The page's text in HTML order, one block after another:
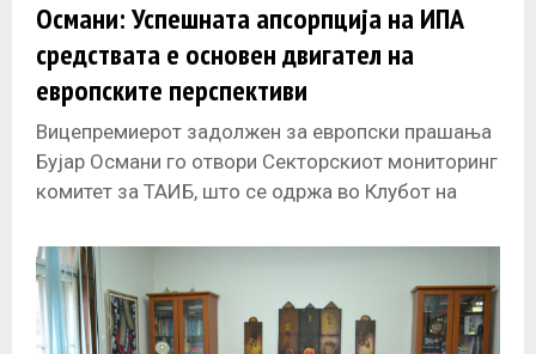
Османи: Успешната апсорпција на ИПА
средствата е основен двигател на
европските перспективи
Вицепремиерот задолжен за европски прашања
Бујар Османи го отвори Секторскиот мониторинг
комитет за ТАИБ, што се одржа во Клубот на